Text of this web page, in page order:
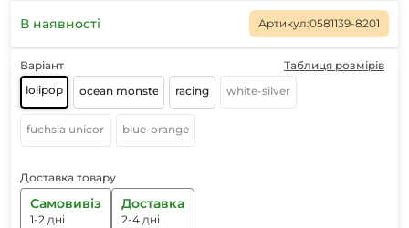
В наявності Артикул:0581139-8201
Варіант
Таблиця розмірів
lolipop
ocean monster racing white-silver
fuchsia unicorn blue-orange
Доставка товару
Самовивіз
1-2 дні
Доставка
2-4 дні